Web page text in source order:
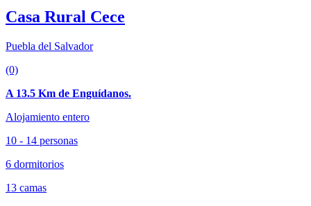
Casa Rural Cece
Puebla del Salvador
(0)
A 13.5 Km de Enguídanos.
Alojamiento entero
10 - 14 personas
6 dormitorios
13 camas